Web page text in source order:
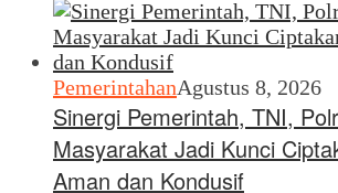
PemerintahanAgustus 8, 2026
Sinergi Pemerintah, TNI,
Masyarakat Jadi Kunci
Aman dan Kondusif